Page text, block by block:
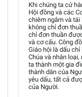
Khi chúng ta cử
Hội đồng và các
chiêm ngắm và tái
không chỉ đơn
chỉ đơn thuần
và cơ cấu. Công
Giáo hội là dấu
Chúa và nhân
ta thành một gia
thành dân của
yêu dấu, tất cả
của Người.